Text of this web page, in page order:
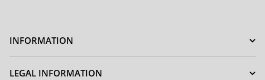
INFORMATION
LEGAL INFORMATION